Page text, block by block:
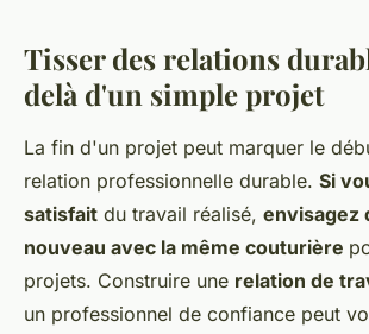
Tisser des relations
delà d'un simple projet
La fin d'un projet peut marquer le
relation professionnelle durable. Si
satisfait du travail réalisé, envisagez
nouveau avec la même couturière
projets. Construire une relation de
un professionnel de confiance peut